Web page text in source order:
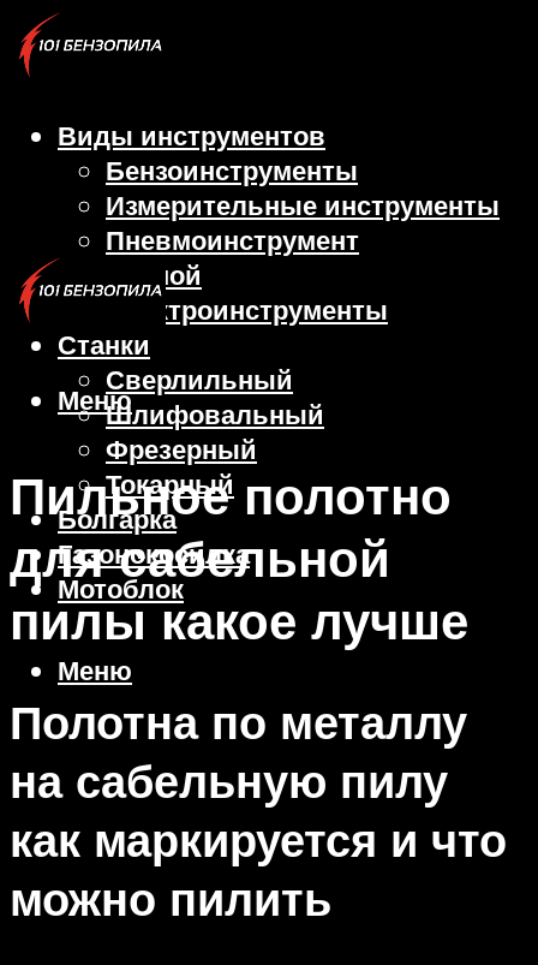
Виды инструментов
Бензоинструменты
Измерительные инструменты
Пневмоинструмент
Ручной
Электроинструменты
Станки
Сверлильный
Шлифовальный
Фрезерный
Токарный
Болгарка
Газонокосилка
Мотоблок
Меню
Меню
Пильное полотно
для сабельной
пилы какое лучше
Полотна по металлу
на сабельную пилу
как маркируется и что
можно пилить